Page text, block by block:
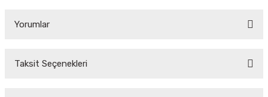
Yorumlar
Taksit Seçenekleri